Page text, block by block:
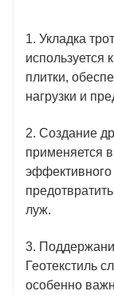
1. Укладка
используется
плитки,
нагрузки и
2. Создание
применяется
эффективного
луж.
3.
Геотекстиль
особенно